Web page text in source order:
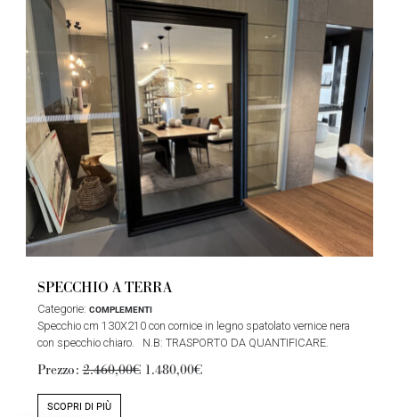
SPECCHIO A TERRA
Categorie: COMPLEMENTI
Specchio cm 130X210 con cornice in legno spatolato vernice nera
con specchio chiaro. N.B: TRASPORTO DA QUANTIFICARE.
Prezzo:2.460,00€1.480,00€
SCOPRI DI PIÙ